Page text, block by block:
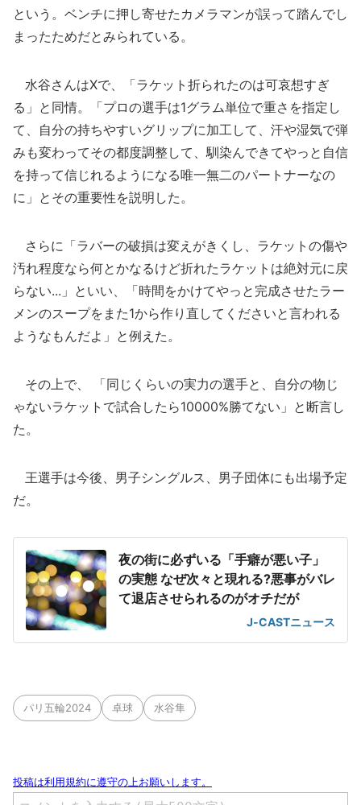
という。ベンチに押し寄せたカメラマンが誤って踏んでし
まったためだとみられている。
水谷さんはXで、「ラケット折られたのは可哀想すぎ
る」と同情。「プロの選手は1グラム単位で重さを指定し
て、自分の持ちやすいグリップに加工して、汗や湿気で弾
みも変わってその都度調整して、馴染んできてやっと自信
を持って信じれるようになる唯一無二のパートナーなの
に」とその重要性を説明した。
さらに「ラバーの破損は変えがきくし、ラケットの傷や
汚れ程度なら何とかなるけど折れたラケットは絶対元に戻
らない...」といい、「時間をかけてやっと完成させたラー
メンのスープをまた1から作り直してくださいと言われる
ようなもんだよ」と例えた。
その上で、 「同じくらいの実力の選手と、自分の物じ
ゃないラケットで試合したら10000%勝てない」と断言し
た。
王選手は今後、男子シングルス、男子団体にも出場予定
だ。
夜の街に必ずいる「手癖が悪い子」
の実態 なぜ次々と現れる?悪事がバレ
て退店させられるのがオチだが
J-CASTニュース
パリ五輪2024 卓球 水谷隼